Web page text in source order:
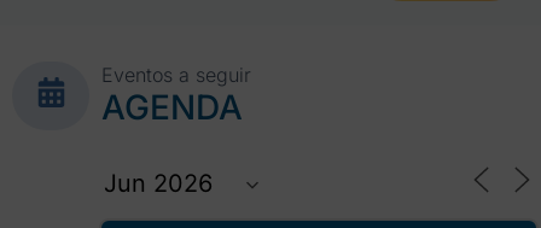
Eventos a seguir
AGENDA